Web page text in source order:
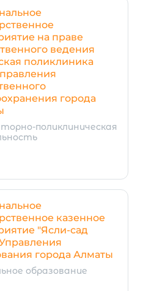
на праве
ведения
поликлиника
города
поликлиническая
казенное
"Ясли-сад
города Алматы
образование